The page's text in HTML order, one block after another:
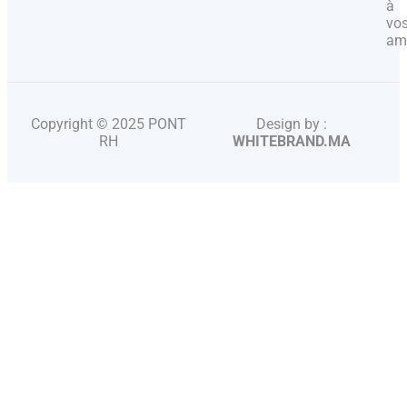
à
Copyright © 2025 PONT
RH
Design by :
WHITEBRAND.MA